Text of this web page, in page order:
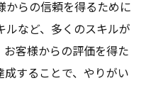
からの信頼を得るために
ルなど、多くのスキルが
客様からの評価を得た
成することで、やりがい